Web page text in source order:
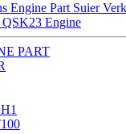
Engine Part Suier
Engine
PART